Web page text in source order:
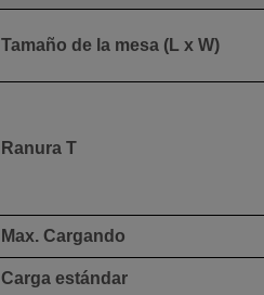
Tamaño de la mesa (L x W)
Ranura T
Max. Cargando
Carga estándar